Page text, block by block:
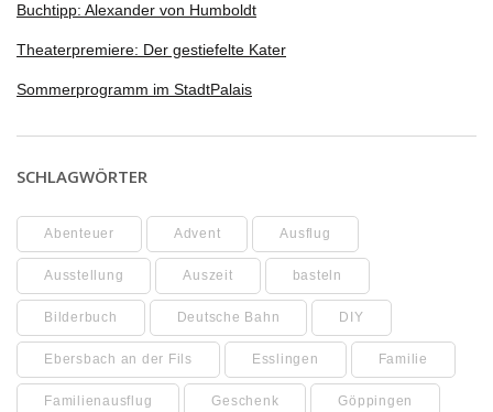
Buchtipp: Alexander von Humboldt
Theaterpremiere: Der gestiefelte Kater
Sommerprogramm im StadtPalais
SCHLAGWÖRTER
Abenteuer Advent Ausflug
Ausstellung Auszeit basteln
Bilderbuch Deutsche Bahn DIY
Ebersbach an der Fils Esslingen Familie
Familienausflug Geschenk Göppingen